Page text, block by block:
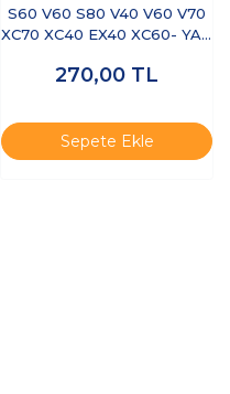
S60 V60 S80 V40 V60 V70
XC70 XC40 EX40 XC60- YAĞ
270,00 TL
Sepete Ekle